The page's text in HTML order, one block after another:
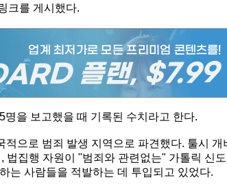
크를 게시했다.
을 보고했을 때 기록된 수치라고 한다.
으로 범죄 발생 지역으로 파견했다. 툴시 개
법집행 자원이 "범죄와 관련없는" 가톨릭 신
는 사람들을 적발하는 데 투입되고 있었다.